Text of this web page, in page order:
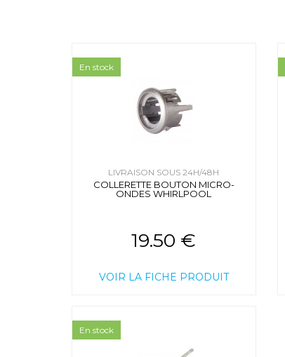
LIVRAISON SOUS 24H/48H
COLLERETTE BOUTON MICRO-
ONDES WHIRLPOOL
19.50 €
VOIR LA FICHE PRODUIT
En stock
En stock